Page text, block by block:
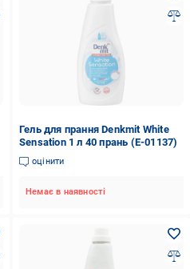
Гель для прання Denkmit White
Sensation 1 л 40 прань (Е-01137)
оцінити
Немає в наявності